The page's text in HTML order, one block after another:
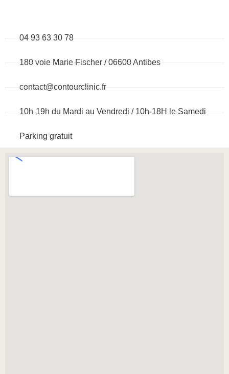
04 93 63 30 78
180 voie Marie Fischer / 06600 Antibes
contact@contourclinic.fr
10h-19h du Mardi au Vendredi / 10h-18H le Samedi
Parking gratuit